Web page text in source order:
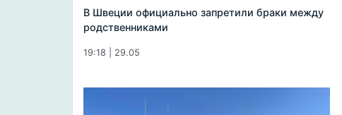
В Швеции официально запретили браки между
родственниками
19:18 | 29.05